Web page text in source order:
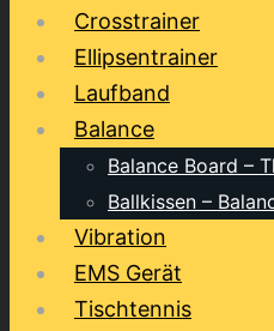
Crosstrainer
Ellipsentrainer
Laufband
Balance
Balance Board –
Ballkissen –
Vibration
EMS Gerät
Tischtennis